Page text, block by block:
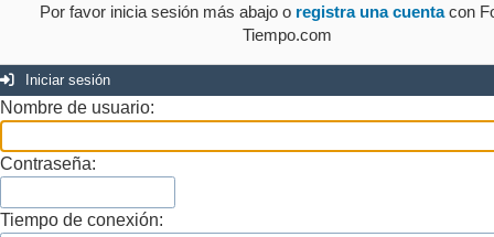
Por favor inicia sesión más abajo o registra una cuentacon
Tiempo.com
Iniciar sesión
Nombre de usuario:
Contraseña:
Tiempo de conexión: